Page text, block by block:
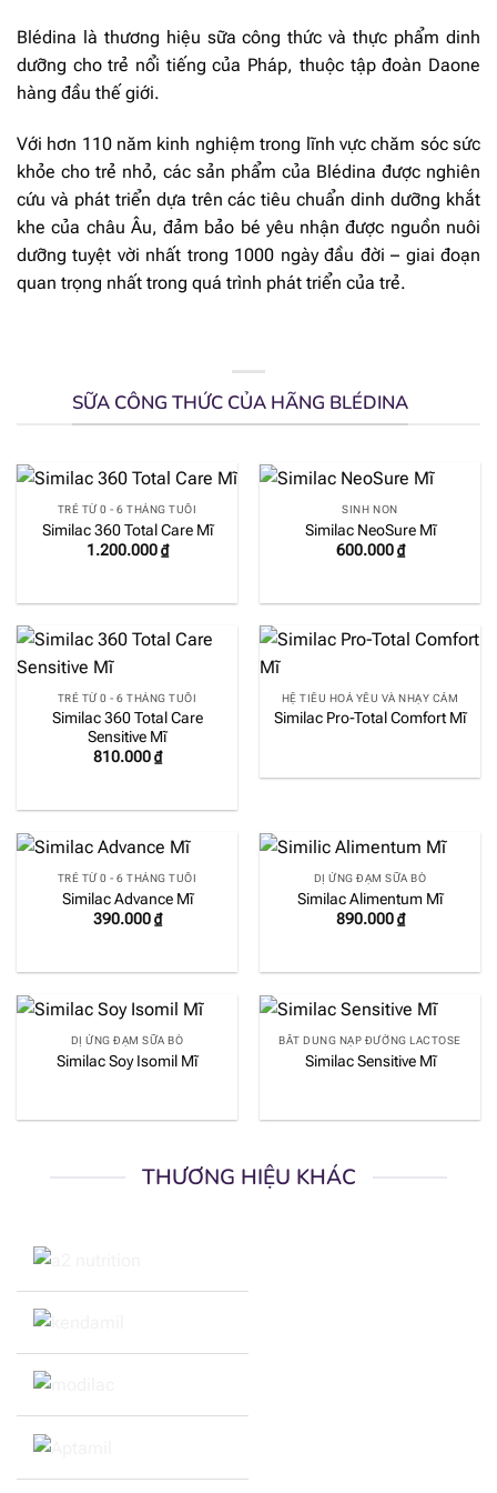
Blédina là thương hiệu sữa công thức và thực phẩm dinh
dưỡng cho trẻ nổi tiếng của Pháp, thuộc tập đoàn Daone
hàng đầu thế giới.
Với hơn 110 năm kinh nghiệm trong lĩnh vực chăm sóc sức
khỏe cho trẻ nhỏ, các sản phẩm của Blédina được nghiên
cứu và phát triển dựa trên các tiêu chuẩn dinh dưỡng khắt
khe của châu Âu, đảm bảo bé yêu nhận được nguồn nuôi
dưỡng tuyệt vời nhất trong 1000 ngày đầu đời – giai đoạn
quan trọng nhất trong quá trình phát triển của trẻ.
SỮA CÔNG THỨC CỦA HÃNG BLÉDINA
TRẺ TỪ 0 - 6 THÁNG TUỔI
Similac 360 Total Care Mĩ
1.200.000₫
SINH NON
Similac NeoSure Mĩ
600.000₫
TRẺ TỪ 0 - 6 THÁNG TUỔI
Similac 360 Total Care
Sensitive Mĩ
810.000₫
HỆ TIÊU HOÁ YẾU VÀ NHẠY CẢM
Similac Pro-Total Comfort Mĩ
TRẺ TỪ 0 - 6 THÁNG TUỔI
Similac Advance Mĩ
390.000₫
DỊ ỨNG ĐẠM SỮA BÒ
Similac Alimentum Mĩ
890.000₫
DỊ ỨNG ĐẠM SỮA BÒ
Similac Soy Isomil Mĩ
BẤT DUNG NẠP ĐƯỜNG LACTOSE
Similac Sensitive Mĩ
THƯƠNG HIỆU KHÁC